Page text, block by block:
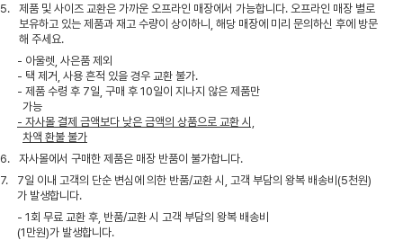
5.
제품 및 사이즈 교환은 가까운 오프라인 매장에서 가능합니다. 오프라인 매장 별로
보유하고 있는 제품과 재고 수량이 상이하니, 해당 매장에 미리 문의하신 후에 방문
해 주세요.
- 아울렛, 사은품 제외
- 택 제거, 사용 흔적 있을 경우 교환 불가.
- 제품 수령 후 7일, 구매 후 10일이 지나지 않은 제품만
가능
- 자사몰 결제 금액보다 낮은 금액의 상품으로 교환 시,
차액 환불 불가
6.
자사몰에서 구매한 제품은 매장 반품이 불가합니다.
7.
7일 이내 고객의 단순 변심에 의한 반품/교환 시, 고객 부담의 왕복 배송비(5천원)
가 발생합니다.
- 1회 무료 교환 후, 반품/교환 시 고객 부담의 왕복 배송비
(1만원)가 발생합니다.